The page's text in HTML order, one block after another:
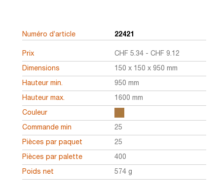
Numéro d’article 22421
Prix CHF 5.34- CHF 9.12
Dimensions 150 x 150 x 950 mm
Hauteur min. 950 mm
Hauteur max. 1600 mm
Couleur
Commande min 25
Pièces par paquet 25
Pièces par palette 400
Poids net 574 g